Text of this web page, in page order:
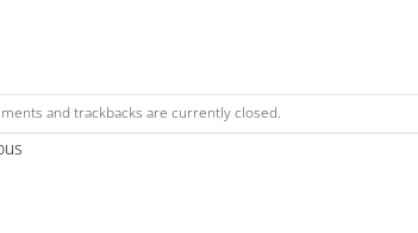
and trackbacks are currently closed.